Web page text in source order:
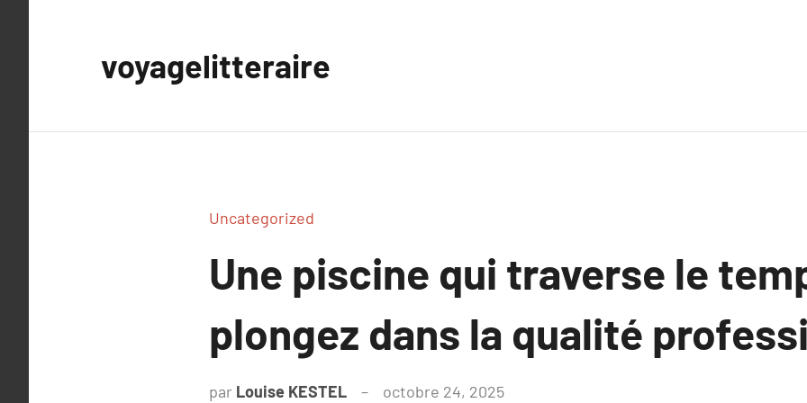
voyagelitteraire
Uncategorized
Une piscine qui traverse le
plongez dans la qualité
par Louise KESTEL octobre 24, 2025